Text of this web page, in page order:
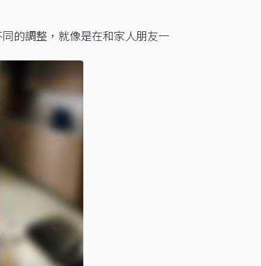
的調整，就像是在和家人朋友一